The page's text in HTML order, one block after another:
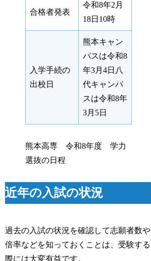
合格者発表
令和8年2月
18日10時
入学手続の
出校日
熊本キャン
パスは令和8
年3月4日八
代キャンパ
スは令和8年
3月5日
熊本高専 令和8年度 学力
選抜の日程
近年の入試の状況
過去の入試の状況を確認して志願者数や
倍率などを知っておくことは、受験する
際には大変有益です。